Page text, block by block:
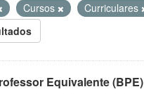
Cursos
Curriculares
Equivalente (BPE)